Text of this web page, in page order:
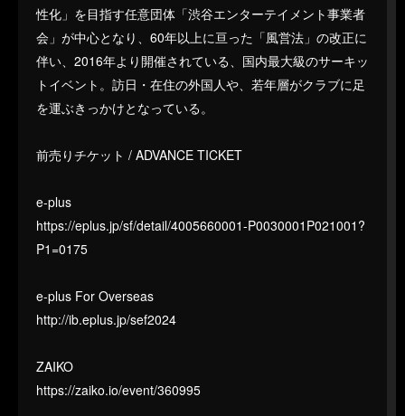
性化」を目指す任意団体「渋谷エンターテイメント事業者
会」が中心となり、60年以上に亘った「風営法」の改正に
伴い、2016年より開催されている、国内最大級のサーキッ
トイベント。訪日・在住の外国人や、若年層がクラブに足
を運ぶきっかけとなっている。
前売りチケット / ADVANCE TICKET
e-plus
https://eplus.jp/sf/detail/4005660001-P0030001P021001?
P1=0175
e-plus For Overseas
http://ib.eplus.jp/sef2024
ZAIKO
https://zaiko.io/event/360995